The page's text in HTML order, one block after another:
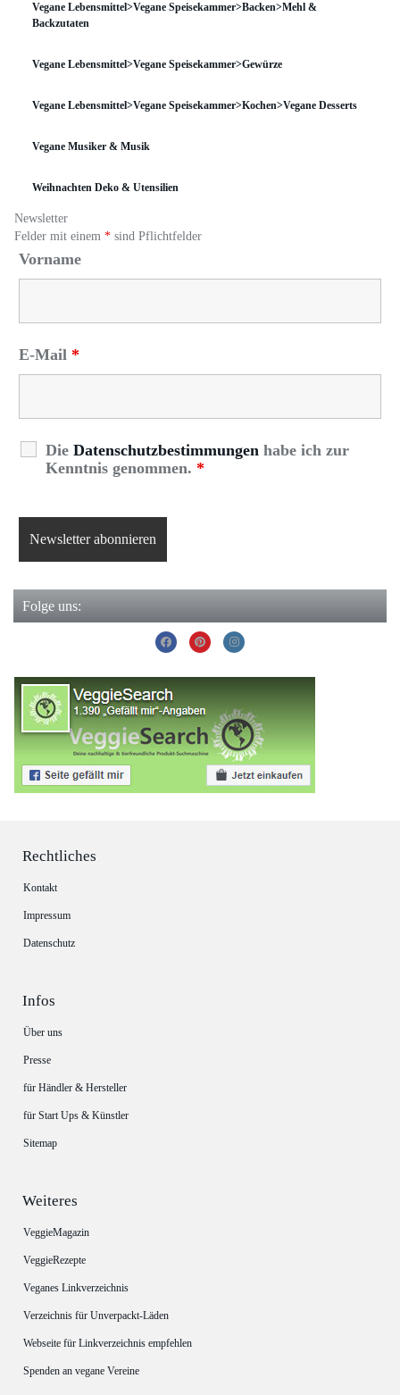
Vegane Lebensmittel>Vegane Speisekammer>Backen>Mehl &
Backzutaten
Vegane Lebensmittel>Vegane Speisekammer>Gewürze
Vegane Lebensmittel>Vegane Speisekammer>Kochen>Vegane Desserts
Vegane Musiker & Musik
Weihnachten Deko & Utensilien
Newsletter
Felder mit einem * sind Pflichtfelder
Vorname
E-Mail *
Die Datenschutzbestimmungen habe ich zur
Kenntnis genommen. *
Folge uns:
Rechtliches
Kontakt
Impressum
Datenschutz
Infos
Über uns
Presse
für Händler & Hersteller
für Start Ups & Künstler
Sitemap
Weiteres
VeggieMagazin
VeggieRezepte
Veganes Linkverzeichnis
Verzeichnis für Unverpackt-Läden
Webseite für Linkverzeichnis empfehlen
Spenden an vegane Vereine